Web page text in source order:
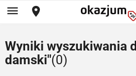
Wyniki wyszukiwania
damski"(0)